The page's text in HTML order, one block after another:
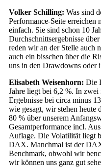
Volker Schilling: Was sind
Performance-Seite erreichen
einfach. Sie sind schon 10
Durchschnittsergebnisse
reden wir an der Stelle auch
auch ein bisschen über die
uns in den Drawdowns oder
Elisabeth Weisenhorn: Die
Jahre liegt bei 6,2 %. In zwei
Ergebnisse bei circa minus
wie gesagt, wir stehen heute
80 % über unserem
Gesamtperformance incl.
Auflage. Die Volatilität liegt
DAX. Manchmal ist der
Benchmark, obwohl wir
wir können uns ganz gut